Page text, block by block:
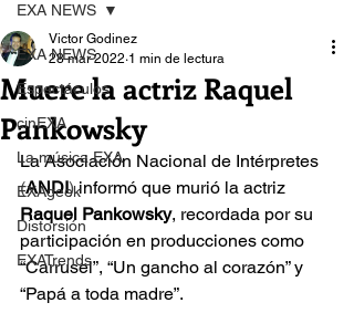
EXA NEWS
Espectáculos
cinEXA
La música EXA
EXAgeek
Distorsión
EXATrends
EXA NEWS
Muere la actriz Raquel
Pankowsky
Victor Godinez
28 mar 2022 1 min de lectura
La Asociación Nacional de Intérpretes
(ANDI) informó que murió la actriz
Raquel Pankowsky, recordada por su
participación en producciones como
“Carrusel”, “Un gancho al corazón” y
“Papá a toda madre”.